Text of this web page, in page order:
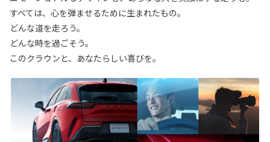
すべては、心を弾ませるために生まれたもの。
どんな道を走ろう。
どんな時を過ごそう。
このクラウンと、あなたらしい喜びを。